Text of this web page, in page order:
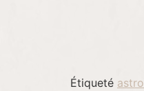
Étiqueté